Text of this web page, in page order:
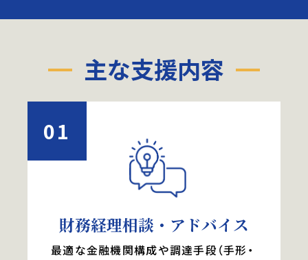
主な支援内容
01
財務経理相談・アドバイス
最適な金融機関構成や調達手段（手形・